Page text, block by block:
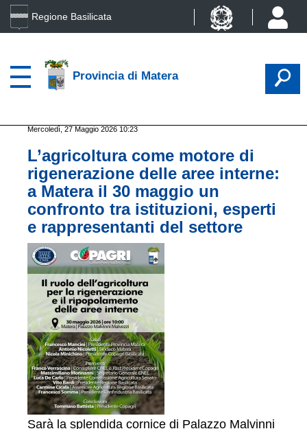
Regione Basilicata
Provincia di Matera
Mercoledì, 27 Maggio 2026 10:23
L’agricoltura come motore di
rigenerazione delle aree interne:
a Matera il 30 maggio un
confronto tra istituzioni, esperti
e rappresentanti del settore
Sarà la splendida cornice di Palazzo Malvinni